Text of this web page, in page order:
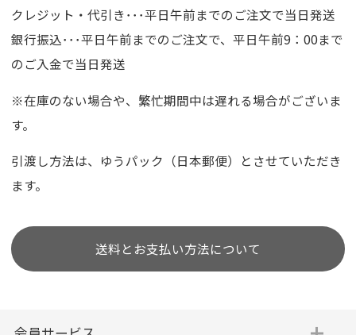
クレジット・代引き･･･平日午前までのご注文で当日発送
銀行振込･･･平日午前までのご注文で、平日午前9：00まで
のご入金で当日発送
※在庫のない場合や、繁忙期間中は遅れる場合がございま
す。
引渡し方法は、ゆうパック（日本郵便）とさせていただき
ます。
送料とお支払い方法について